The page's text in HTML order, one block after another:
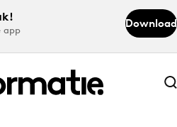
app
Download
Abonneer nu
Abonneer nu